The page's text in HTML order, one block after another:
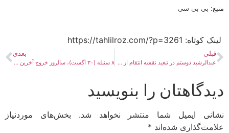
منبع: بی بی سی
لینک کوتاه:​ https://tahlilroz.com/?p=3261
قبلی
عبدالرشید دوستم در تبعید نقشه انتقام از طالبان را می کشد!
بعدی
۸ سنبله (۳۰ اگست)، سالروز خروج آخرین سرباز آمریکایی از افغانستان
دیدگاهتان را بنویسید
نشانی ایمیل شما منتشر نخواهد شد.
بخش‌های موردنیاز
علامت‌گذاری شده‌اند *